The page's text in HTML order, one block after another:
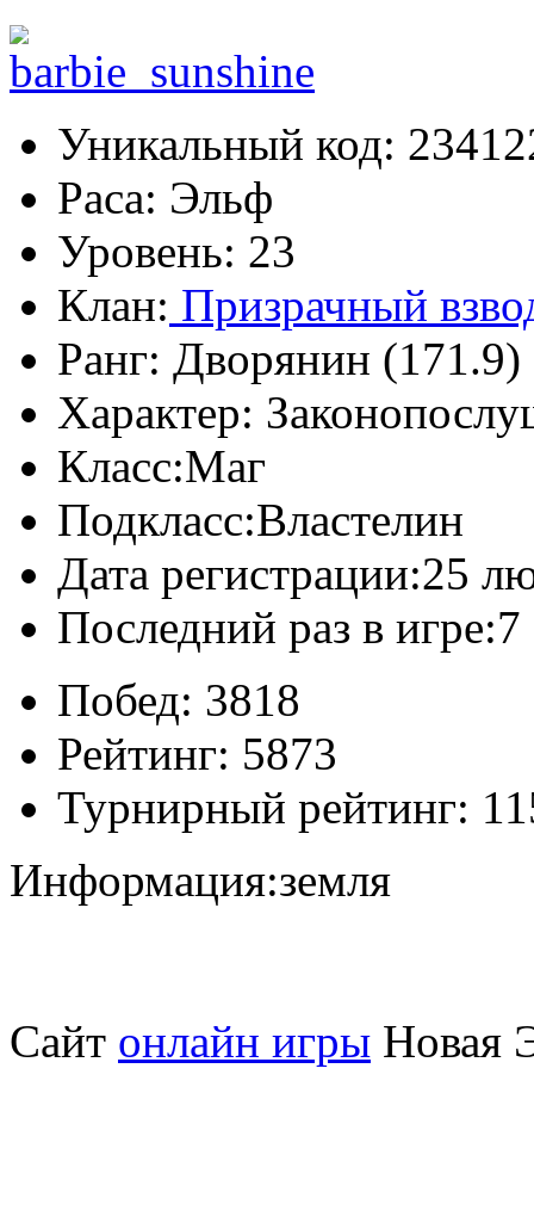
Уникальный код:
Раса: Эльф
Уровень: 23
Клан: Призрачный
Ранг: Дворянин (171.9)
Характер:
Класс:Маг
Подкласс:Властелин
Дата регистрации:25
Последний раз в игре:7
Побед: 3818
Рейтинг: 5873
Турнирный рейтинг:
Информация:земля
Сайт онлайн игры Новая